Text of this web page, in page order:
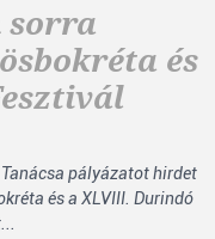
sorra
és
pályázatot hirdet
és a XLVIII. Durindó